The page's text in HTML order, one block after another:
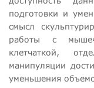
подготовки и
смысл
работы с
клетчаткой,
манипуляции
уменьшения